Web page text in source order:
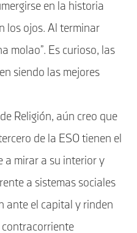
en la historia
los ojos. Al terminar
molao”. Es curioso, las
siendo las mejores
Religión, aún creo que
de la ESO tienen el
a mirar a su interior y
a sistemas sociales
ante el capital y rinden